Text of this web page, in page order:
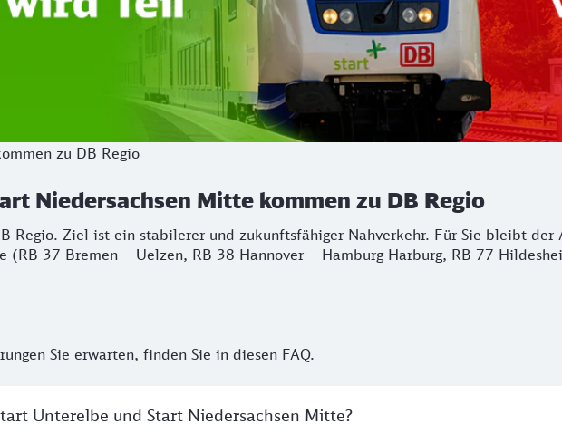
zu DB Regio
Niedersachsen Mitte kommen zu DB Regio
Regio. Ziel ist ein stabilerer und zukunftsfähiger Nahverkehr. Für Sie bleibt
(RB 37 Bremen – Uelzen, RB 38 Hannover – Hamburg-Harburg, RB 77
Sie erwarten, finden Sie in diesen FAQ.
Unterelbe und Start Niedersachsen Mitte?